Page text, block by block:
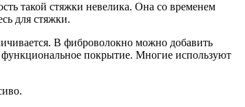
такой стяжки невелика. Она со временем
для стяжки.
В фиброволокно можно добавить
функциональное покрытие. Многие используют